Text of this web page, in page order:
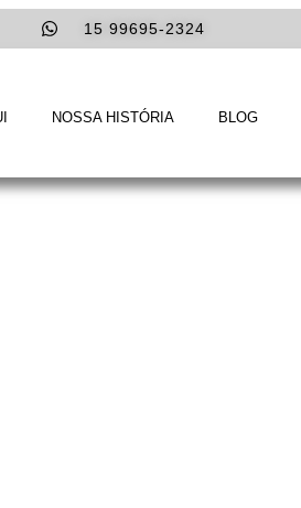
15 99695-2324
NOSSA HISTÓRIA BLOG